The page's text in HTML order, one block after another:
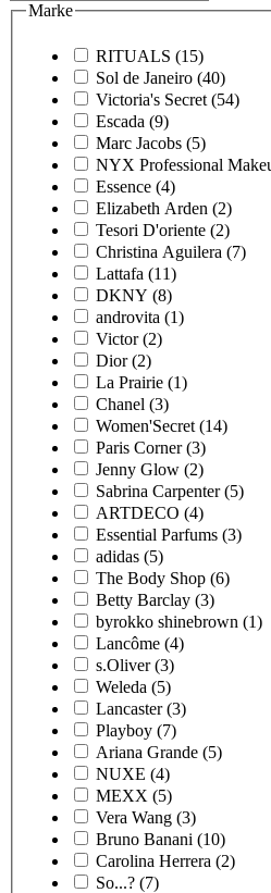
Marke
RITUALS (15)
Sol de Janeiro (40)
Victoria's Secret (54)
Escada (9)
Marc Jacobs (5)
NYX Professional
Essence (4)
Elizabeth Arden (2)
Tesori D'oriente (2)
Christina Aguilera (7)
Lattafa (11)
DKNY (8)
androvita (1)
Victor (2)
Dior (2)
La Prairie (1)
Chanel (3)
Women'Secret (14)
Paris Corner (3)
Jenny Glow (2)
Sabrina Carpenter (5)
ARTDECO (4)
Essential Parfums (3)
adidas (5)
The Body Shop (6)
Betty Barclay (3)
byrokko shinebrown (1)
Lancôme (4)
s.Oliver (3)
Weleda (5)
Lancaster (3)
Playboy (7)
Ariana Grande (5)
NUXE (4)
MEXX (5)
Vera Wang (3)
Bruno Banani (10)
Carolina Herrera (2)
So...? (7)